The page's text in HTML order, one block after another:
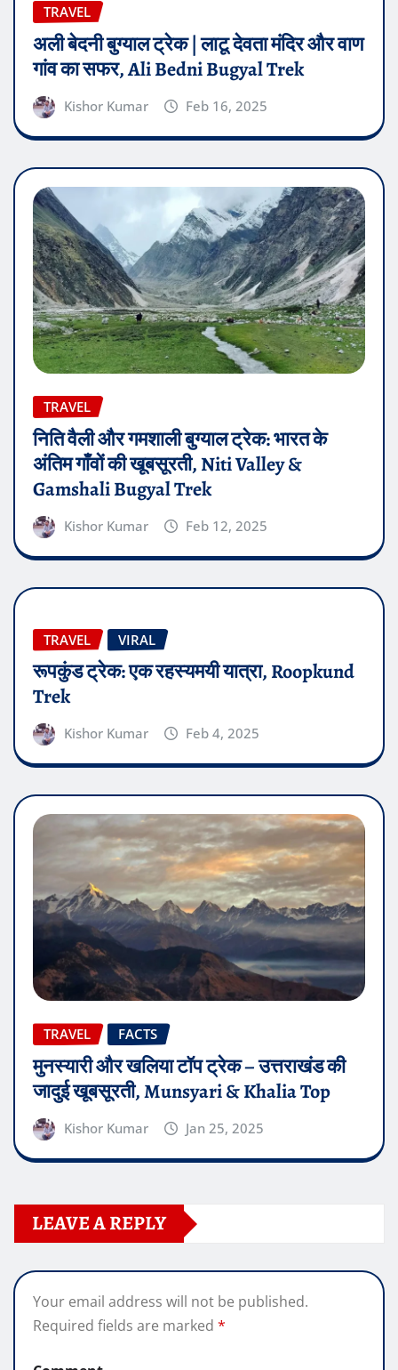
TRAVEL
अली बेदनी बुग्याल ट्रेक | लाटू देवता मंदिर और वाण
गांव का सफर, Ali Bedni Bugyal Trek
Kishor Kumar Feb 16, 2025
TRAVEL
निति वैली और गमशाली बुग्याल ट्रेक: भारत के
अंतिम गाँवों की खूबसूरती, Niti Valley &
Gamshali Bugyal Trek
Kishor Kumar Feb 12, 2025
TRAVEL VIRAL
रूपकुंड ट्रेक: एक रहस्यमयी यात्रा, Roopkund
Trek
Kishor Kumar Feb 4, 2025
TRAVEL FACTS
मुनस्यारी और खलिया टॉप ट्रेक – उत्तराखंड की
जादुई खूबसूरती, Munsyari & Khalia Top
Kishor Kumar Jan 25, 2025
LEAVE A REPLY
Your email address will not be published.
Required fields are marked *